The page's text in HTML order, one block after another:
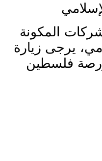
المكونة
يرجى زيارة
فلسطين